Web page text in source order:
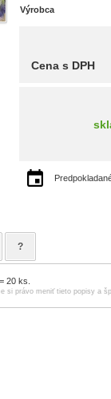
Výrobca
Cena s DPH
?
20 ks.
si právo meniť tieto popisy a